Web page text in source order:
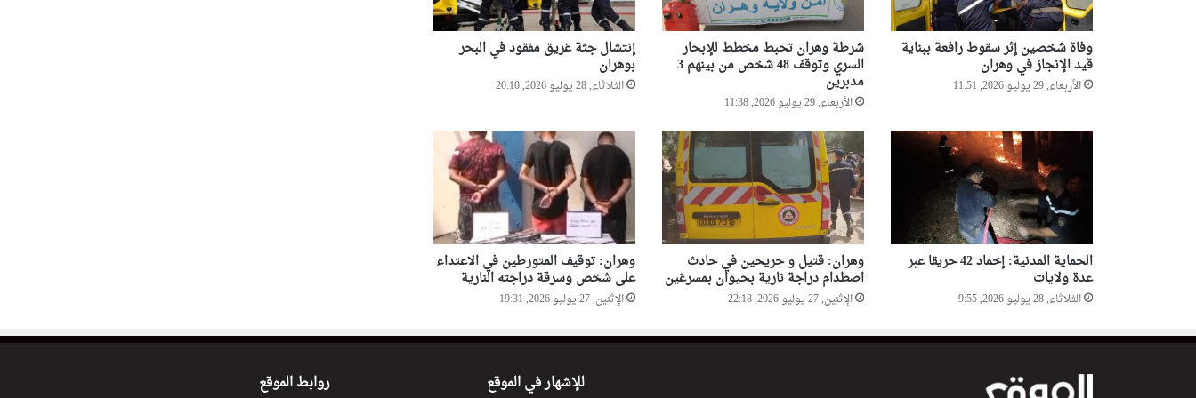
تطيح بمروجين ومبحوث عنهم
وتحجز مخدرات وأسلحة بيضاء
الإطاحة بـ46 شخصا من عناصر
عصابات الأحياء في عمليات
وفاة أربعة أطفال غرقا في حوض
مائي بولاية سطيف
وفاة شخصين إثر سقوط رافعة ببناية
قيد الإنجاز في وهران
الأربعاء, 29 يوليو 2026, 11:51
شرطة وهران تحبط مخطط للإبحار
السري وتوقف 48 شخص من بينهم 3
مدبرين
الأربعاء, 29 يوليو 2026, 11:38
إنتشال جثة غريق مفقود في البحر
بوهران
الثلاثاء, 28 يوليو 2026, 20:10
الحماية المدنية: إخماد 42 حريقا عبر
عدة ولايات
الثلاثاء, 28 يوليو 2026, 9:55
وهران: قتيل و جريحين في حادث
اصطدام دراجة نارية بحيوان بمسرغين
الإثنين, 27 يوليو 2026, 22:18
وهران: توقيف المتورطين في الاعتداء
على شخص وسرقة دراجته النارية
الإثنين, 27 يوليو 2026, 19:31
للإشهار في الموقع روابط الموقع